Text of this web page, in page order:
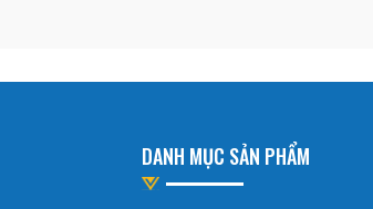
DANH MỤC SẢN PHẨM